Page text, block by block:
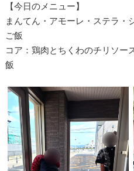
【今日のメニュー】
まんてん・アモーレ・ステラ・
ご飯
コア：鶏肉とちくわのチリソー
飯